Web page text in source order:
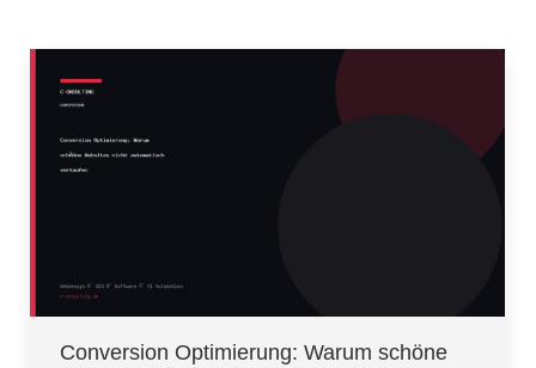
Conversion Optimierung: Warum schöne